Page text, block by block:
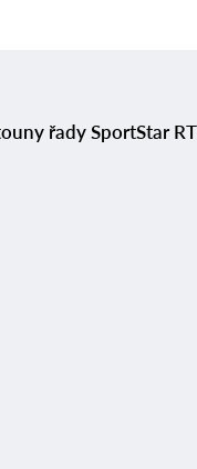
řady SportStar